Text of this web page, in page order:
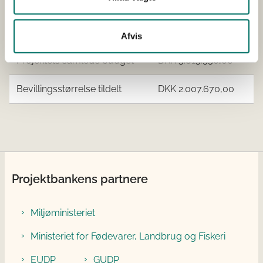
Afvis
Øvrige samarbejdspartnere
LINKOGAS A.M.B.A.
Projektets samlede budget DKK 3.613.550,00
Bevillingsstørrelse tildelt DKK 2.007.670,00
Projektbankens partnere
Miljøministeriet
Ministeriet for Fødevarer, Landbrug og Fiskeri
EUDP GUDP